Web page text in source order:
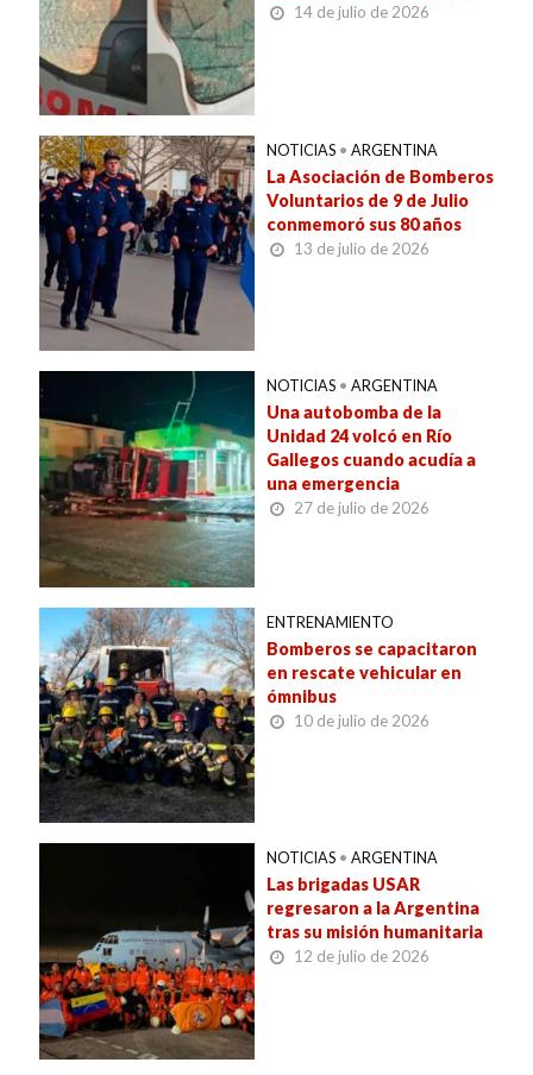
14 de julio de 2026
NOTICIAS • ARGENTINA
La Asociación de Bomberos
Voluntarios de 9 de Julio
conmemoró sus 80 años
13 de julio de 2026
NOTICIAS • ARGENTINA
Una autobomba de la
Unidad 24 volcó en Río
Gallegos cuando acudía a
una emergencia
27 de julio de 2026
ENTRENAMIENTO
Bomberos se capacitaron
en rescate vehicular en
ómnibus
10 de julio de 2026
NOTICIAS • ARGENTINA
Las brigadas USAR
regresaron a la Argentina
tras su misión humanitaria
12 de julio de 2026